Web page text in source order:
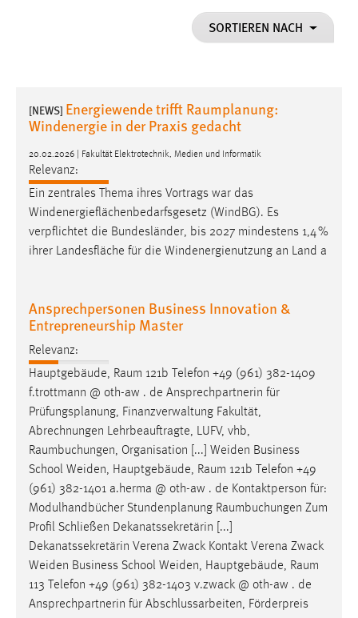
SORTIEREN NACH
[NEWS] Energiewende trifft Raumplanung:
Windenergie in der Praxis gedacht
20.02.2026 | Fakultät Elektrotechnik, Medien und Informatik
Relevanz:
Ein zentrales Thema ihres Vortrags war das
Windenergieflächenbedarfsgesetz (WindBG). Es
verpflichtet die Bundesländer, bis 2027 mindestens 1,4 %
ihrer Landesfläche für die Windenergienutzung an Land a
Ansprechpersonen Business Innovation &
Entrepreneurship Master
Relevanz:
Hauptgebäude, Raum 121b Telefon +49 (961) 382-1409
f.trottmann @ oth-aw . de Ansprechpartnerin für
Prüfungsplanung, Finanzverwaltung Fakultät,
Abrechnungen Lehrbeauftragte, LUFV, vhb,
Raumbuchungen, Organisation [...] Weiden Business
School Weiden, Hauptgebäude, Raum 121b Telefon +49
(961) 382-1401 a.herma @ oth-aw . de Kontaktperson für:
Modulhandbücher Stundenplanung Raumbuchungen Zum
Profil Schließen Dekanatssekretärin [...]
Dekanatssekretärin Verena Zwack Kontakt Verena Zwack
Weiden Business School Weiden, Hauptgebäude, Raum
113 Telefon +49 (961) 382-1403 v.zwack @ oth-aw . de
Ansprechpartnerin für Abschlussarbeiten, Förderpreis
Dieser Cookie speichert die ausgewählten Einverständnis-
Performance
Name:
staticfilecache
Zweck:
Für performante Seitenauslieferung wird in diesem Cookie
gespeichert, ob man eingeloggt ist.
Sprachpräferenz
Name:
site-language-preference
Zweck:
Das Cookie speichert die gewählte Sprache der Website.
Cookie Laufzeit:
Chat
Name:
Zweck:
Wird benötigt um die Chatfunktion nutzen zu können.